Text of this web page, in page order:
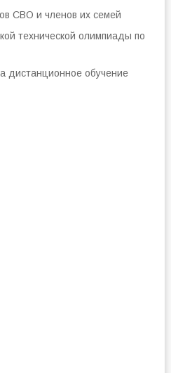
СВО и членов их семей
технической олимпиады по
дистанционное обучение